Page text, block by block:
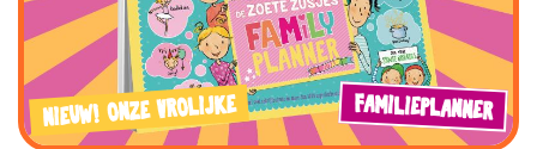
NIEUW! ONZE VROLIJKE FAMILIEPLANNER